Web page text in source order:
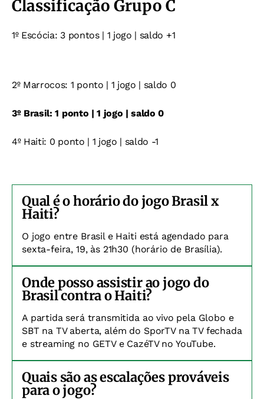
Classificação Grupo C
1º Escócia: 3 pontos | 1 jogo | saldo +1
2º Marrocos: 1 ponto | 1 jogo | saldo 0
3º Brasil: 1 ponto | 1 jogo | saldo 0
4º Haiti: 0 ponto | 1 jogo | saldo -1
Qual é o horário do jogo Brasil x
Haiti?
O jogo entre Brasil e Haiti está agendado para
sexta-feira, 19, às 21h30 (horário de Brasília).
Onde posso assistir ao jogo do
Brasil contra o Haiti?
A partida será transmitida ao vivo pela Globo e
SBT na TV aberta, além do SporTV na TV fechada
e streaming no GETV e CazéTV no YouTube.
Quais são as escalações prováveis
para o jogo?